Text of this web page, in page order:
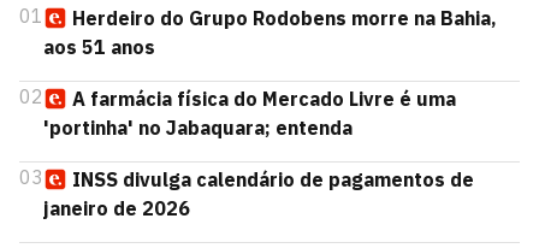
01
Herdeiro do Grupo Rodobens morre na Bahia,
aos 51 anos
02
A farmácia física do Mercado Livre é uma
'portinha' no Jabaquara; entenda
03
INSS divulga calendário de pagamentos de
janeiro de 2026